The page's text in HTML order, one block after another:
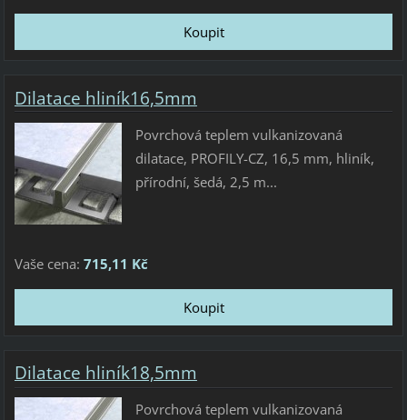
Dilatace hliník16,5mm
Povrchová teplem vulkanizovaná
dilatace, PROFILY-CZ, 16,5 mm, hliník,
přírodní, šedá, 2,5 m...
Vaše cena: 715,11 Kč
Dilatace hliník18,5mm
Povrchová teplem vulkanizovaná